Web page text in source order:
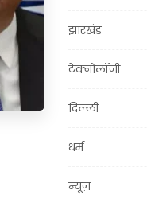
झारखंड
टेक्नोलॉजी
दिल्ली
धर्म
न्यूज़